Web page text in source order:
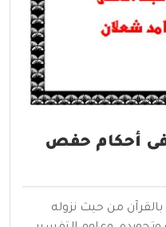
فى أحكام حفص
من حيث نزوله